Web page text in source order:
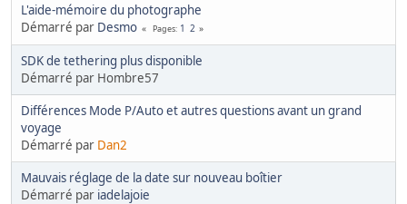
L'aide-mémoire du photographe
Démarré par Desmo Pages 1 2
SDK de tethering plus disponible
Démarré par Hombre57
Différences Mode P/Auto et autres questions avant un grand
voyage
Démarré par Dan2
Mauvais réglage de la date sur nouveau boîtier
Démarré par iadelajoie